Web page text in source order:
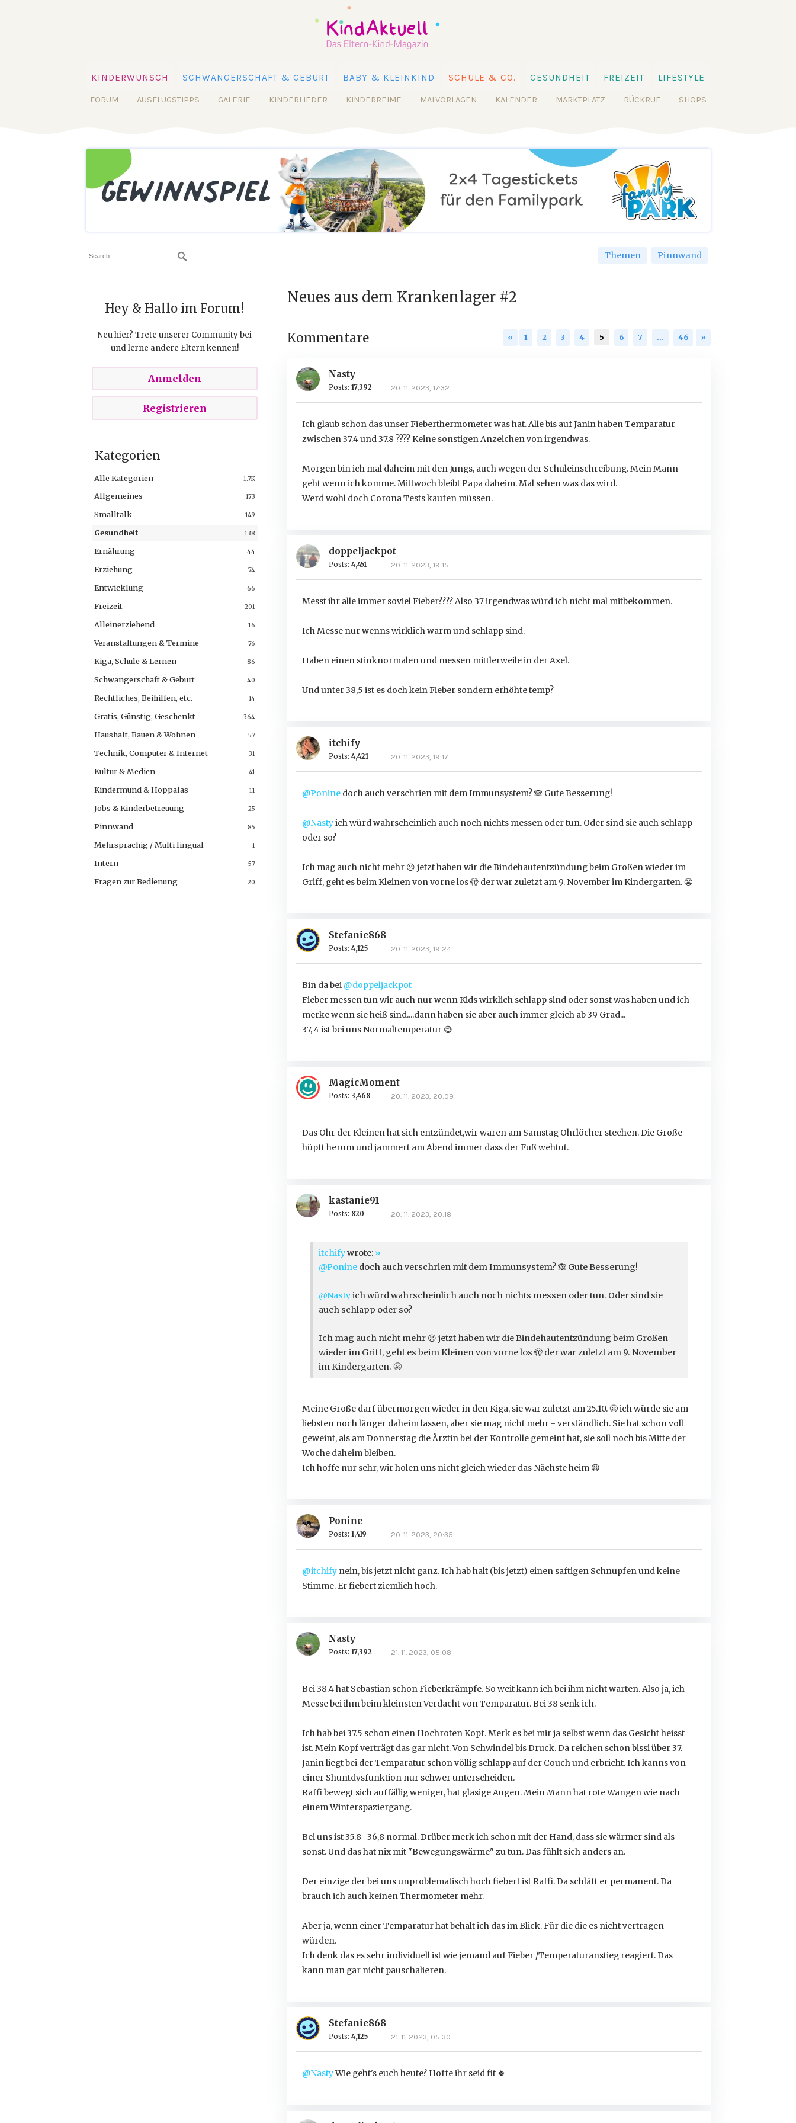
KINDERWUNSCH SCHWANGERSCHAFT & GEBURT BABY & KLEINKIND SCHULE & CO. GESUNDHEIT FREIZEIT LIFESTYLE
FORUM AUSFLUGSTIPPS GALERIE KINDERLIEDER KINDERREIME MALVORLAGEN KALENDER MARKTPLATZ RÜCKRUF SHOPS
Themen Pinnwand
Hey & Hallo im Forum!
Neu hier? Trete unserer Community bei
und lerne andere Eltern kennen!
Anmelden
Registrieren
Kategorien
1.7K
Alle Kategorien
173
Allgemeines
149
Smalltalk
138
Gesundheit
44
Ernährung
74
Erziehung
66
Entwicklung
201
Freizeit
16
Alleinerziehend
76
Veranstaltungen & Termine
86
Kiga, Schule & Lernen
40
Schwangerschaft & Geburt
14
Rechtliches, Beihilfen, etc.
364
Gratis, Günstig, Geschenkt
57
Haushalt, Bauen & Wohnen
31
Technik, Computer & Internet
41
Kultur & Medien
11
Kindermund & Hoppalas
25
Jobs & Kinderbetreuung
85
Pinnwand
1
Mehrsprachig / Multi lingual
57
Intern
20
Fragen zur Bedienung
Neues aus dem Krankenlager #2
« 1 2 3 4 5 6 7 … 46 »
Kommentare
Nasty
Posts: 17,392 20. 11. 2023, 17:32
Ich glaub schon das unser Fieberthermometer was hat. Alle bis auf Janin haben Temparatur
zwischen 37.4 und 37.8 ???? Keine sonstigen Anzeichen von irgendwas.
Morgen bin ich mal daheim mit den Jungs, auch wegen der Schuleinschreibung. Mein Mann
geht wenn ich komme. Mittwoch bleibt Papa daheim. Mal sehen was das wird.
Werd wohl doch Corona Tests kaufen müssen.
doppeljackpot
Posts: 4,451 20. 11. 2023, 19:15
Messt ihr alle immer soviel Fieber???? Also 37 irgendwas würd ich nicht mal mitbekommen.
Ich Messe nur wenns wirklich warm und schlapp sind.
Haben einen stinknormalen und messen mittlerweile in der Axel.
Und unter 38,5 ist es doch kein Fieber sondern erhöhte temp?
itchify
Posts: 4,421 20. 11. 2023, 19:17
@Poninedoch auch verschrien mit dem Immunsystem?🙈 Gute Besserung!
@Nastyich würd wahrscheinlich auch noch nichts messen oder tun. Oder sind sie auch schlapp
oder so?
Ich mag auch nicht mehr ☹️ jetzt haben wir die Bindehautentzündung beim Großen wieder im
Griff, geht es beim Kleinen von vorne los 🫣 der war zuletzt am 9. November im Kindergarten.😬
Stefanie868
Posts: 4,125 20. 11. 2023, 19:24
Bin da bei @doppeljackpot
Fieber messen tun wir auch nur wenn Kids wirklich schlapp sind oder sonst was haben und ich
merke wenn sie heiß sind....dann haben sie aber auch immer gleich ab 39 Grad...
37, 4 ist bei uns Normaltemperatur 😅
MagicMoment
Posts: 3,468 20. 11. 2023, 20:09
Das Ohr der Kleinen hat sich entzündet,wir waren am Samstag Ohrlöcher stechen. Die Große
hüpft herum und jammert am Abend immer dass der Fuß wehtut.
kastanie91
Posts: 820 20. 11. 2023, 20:18
itchifywrote: »
@Poninedoch auch verschrien mit dem Immunsystem?🙈Gute Besserung!
@Nastyich würd wahrscheinlich auch noch nichts messen oder tun. Oder sind sie
auch schlapp oder so?
Ich mag auch nicht mehr ☹️ jetzt haben wir die Bindehautentzündung beim Großen
wieder im Griff, geht es beim Kleinen von vorne los 🫣 der war zuletzt am 9. November
im Kindergarten. 😬
Meine Große darf übermorgen wieder in den Kiga, sie war zuletzt am 25.10.😬ich würde sie am
liebsten noch länger daheim lassen, aber sie mag nicht mehr - verständlich. Sie hat schon voll
geweint, als am Donnerstag die Ärztin bei der Kontrolle gemeint hat, sie soll noch bis Mitte der
Woche daheim bleiben.
Ich hoffe nur sehr, wir holen uns nicht gleich wieder das Nächste heim 😫
Ponine
Posts: 1,419 20. 11. 2023, 20:35
@itchifynein, bis jetzt nicht ganz. Ich hab halt (bis jetzt) einen saftigen Schnupfen und keine
Stimme. Er fiebert ziemlich hoch.
Nasty
Posts: 17,392 21. 11. 2023, 05:08
Bei 38.4 hat Sebastian schon Fieberkrämpfe. So weit kann ich bei ihm nicht warten. Also ja, ich
Messe bei ihm beim kleinsten Verdacht von Temparatur. Bei 38 senk ich.
Ich hab bei 37.5 schon einen Hochroten Kopf. Merk es bei mir ja selbst wenn das Gesicht heisst
ist. Mein Kopf verträgt das gar nicht. Von Schwindel bis Druck. Da reichen schon bissi über 37.
Janin liegt bei der Temparatur schon völlig schlapp auf der Couch und erbricht. Ich kanns von
einer Shuntdysfunktion nur schwer unterscheiden.
Raffi bewegt sich auffällig weniger, hat glasige Augen. Mein Mann hat rote Wangen wie nach
einem Winterspaziergang.
Bei uns ist 35.8- 36,8 normal. Drüber merk ich schon mit der Hand, dass sie wärmer sind als
sonst. Und das hat nix mit "Bewegungswärme" zu tun. Das fühlt sich anders an.
Der einzige der bei uns unproblematisch hoch fiebert ist Raffi. Da schläft er permanent. Da
brauch ich auch keinen Thermometer mehr.
Aber ja, wenn einer Temparatur hat behalt ich das im Blick. Für die die es nicht vertragen
würden.
Ich denk das es sehr individuell ist wie jemand auf Fieber /Temperaturanstieg reagiert. Das
kann man gar nicht pauschalieren.
Stefanie868
Posts: 4,125 21. 11. 2023, 05:30
@NastyWie geht's euch heute? Hoffe ihr seid fit 🍀